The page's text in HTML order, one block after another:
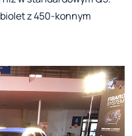
z 450-konnym